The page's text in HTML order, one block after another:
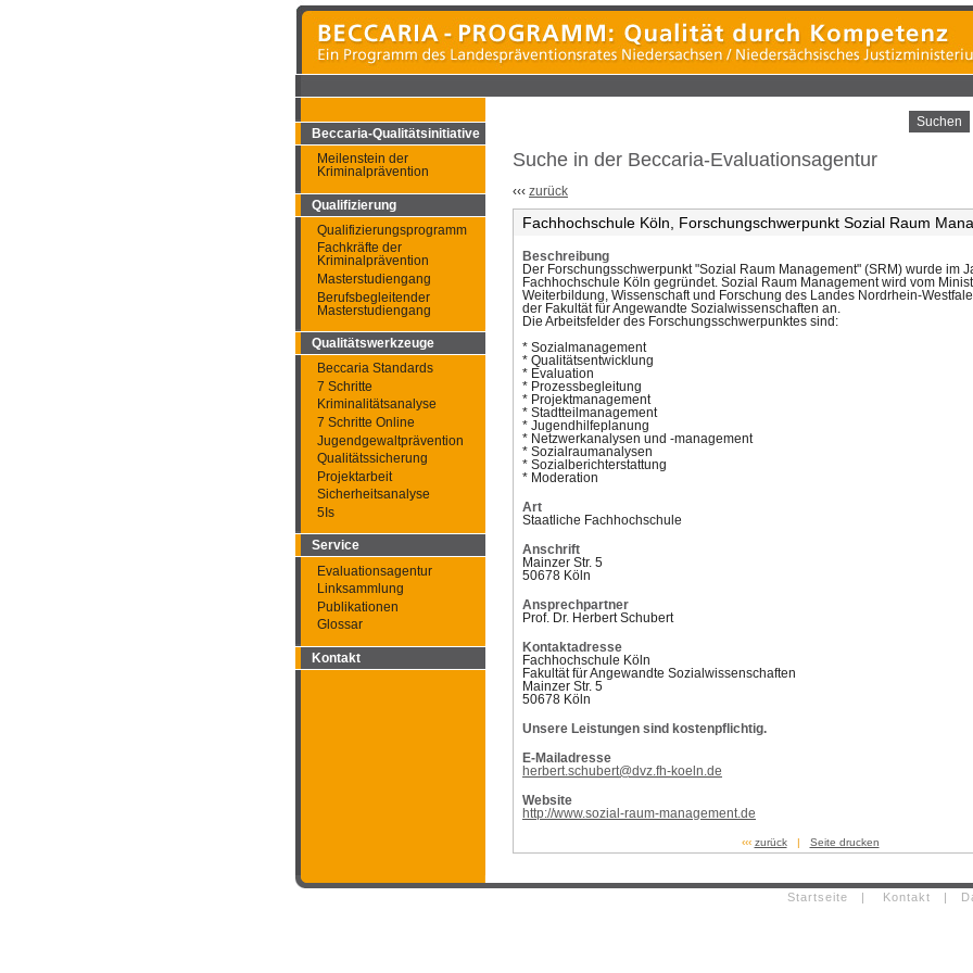
Beccaria-Qualitätsinitiative
Meilenstein der
Kriminalprävention
Qualifizierung
Qualifizierungsprogramm
Fachkräfte der
Kriminalprävention
Masterstudiengang
Berufsbegleitender
Masterstudiengang
Qualitätswerkzeuge
Beccaria Standards
7 Schritte
Kriminalitätsanalyse
7 Schritte Online
Jugendgewaltprävention
Qualitätssicherung
Projektarbeit
Sicherheitsanalyse
5Is
Service
Evaluationsagentur
Linksammlung
Publikationen
Glossar
Kontakt
Suchen
Suche in der Beccaria-Evaluationsagentur
‹‹‹ zurück
Fachhochschule Köln, Forschungschwerpunkt Sozial Raum
Beschreibung
Der Forschungsschwerpunkt "Sozial Raum Management" (SRM) wurde im
Fachhochschule Köln gegründet. Sozial Raum Management wird vom
Weiterbildung, Wissenschaft und Forschung des Landes Nordrhein-
der Fakultät für Angewandte Sozialwissenschaften an.
Die Arbeitsfelder des Forschungsschwerpunktes sind:
* Sozialmanagement
* Qualitätsentwicklung
* Evaluation
* Prozessbegleitung
* Projektmanagement
* Stadtteilmanagement
* Jugendhilfeplanung
* Netzwerkanalysen und -management
* Sozialraumanalysen
* Sozialberichterstattung
* Moderation
Art
Staatliche Fachhochschule
Anschrift
Mainzer Str. 5
50678 Köln
Ansprechpartner
Prof. Dr. Herbert Schubert
Kontaktadresse
Fachhochschule Köln
Fakultät für Angewandte Sozialwissenschaften
Mainzer Str. 5
50678 Köln
Unsere Leistungen sind kostenpflichtig.
E-Mailadresse
herbert.schubert@dvz.fh-koeln.de
Website
http://www.sozial-raum-management.de
‹‹‹ zurück| Seite drucken
Startseite | Kontakt |